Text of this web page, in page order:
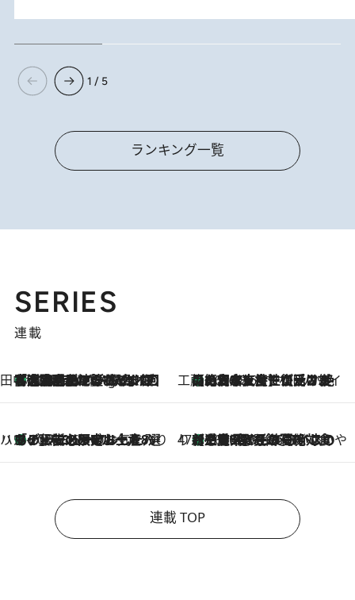
1 / 5
ランキング一覧
SERIES
連載
田中稲の勝手に再ブーム
50 Minutes Ago
「湘南乃風に憧れて」観客大盛上がりの“タオル回し”に、ラッパー顔負けの高速歌唱まで…さだまさし（74）のアグレッシブすぎる現在地 工藤まやのおもてなしハワイ
2026.8.6
【ハワイ土産】ローカルの絶大な支持で復活！ 絶品の幻クッキー《元ファンの日本人女性が受け継いだ名店》
ハワイ賢者 リサのお気に入りリスト2026.8.6
あの伝説の限定トートも！ リニューアルした「ディーン＆デルーカ ハワイ」で必須のお土産8選 47都道府県の手みやげ ひんやりスイーツで夏を満喫
2026.8.6
【三重県】この夏絶対食べたい 冷やしておいしいおやつ3選 お餅×アイスの新感覚スイーツ
連載 TOP